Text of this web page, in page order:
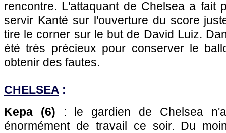
rencontre. L'attaquant de Chelsea a fait
servir Kanté sur l'ouverture du score
tire le corner sur le but de David Luiz.
été très précieux pour conserver le
obtenir des fautes.
CHELSEA :
Kepa (6) : le gardien de Chelsea
énormément de travail ce soir. Du